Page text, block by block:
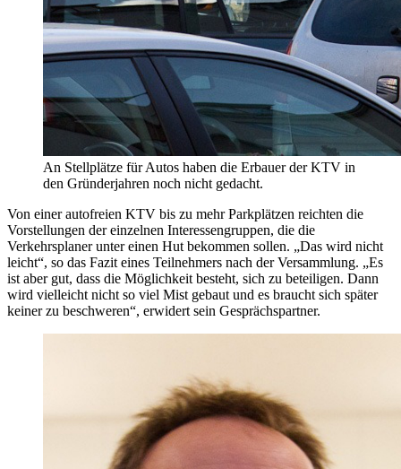
An Stellplätze für Autos haben die Erbauer der KTV in
den Gründerjahren noch nicht gedacht.
Von einer autofreien KTV bis zu mehr Parkplätzen reichten die
Vorstellungen der einzelnen Interessengruppen, die die
Verkehrsplaner unter einen Hut bekommen sollen. „Das wird nicht
leicht“, so das Fazit eines Teilnehmers nach der Versammlung. „Es
ist aber gut, dass die Möglichkeit besteht, sich zu beteiligen. Dann
wird vielleicht nicht so viel Mist gebaut und es braucht sich später
keiner zu beschweren“, erwidert sein Gesprächspartner.